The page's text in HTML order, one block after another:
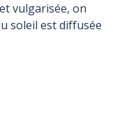
vulgarisée, on
soleil est diffusée